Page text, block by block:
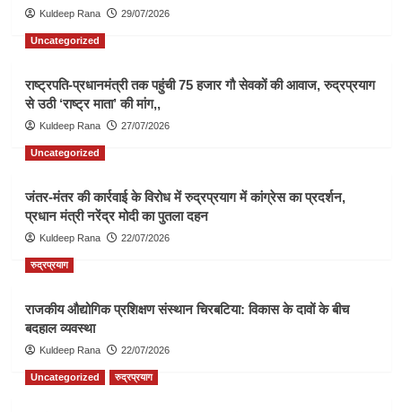
Kuldeep Rana 29/07/2026
Uncategorized
राष्ट्रपति-प्रधानमंत्री तक पहुंची 75 हजार गौ सेवकों की आवाज, रुद्रप्रयाग
से उठी ‘राष्ट्र माता’ की मांग,,
Kuldeep Rana 27/07/2026
Uncategorized
जंतर-मंतर की कार्रवाई के विरोध में रुद्रप्रयाग में कांग्रेस का प्रदर्शन,
प्रधान मंत्री नरेंद्र मोदी का पुतला दहन
Kuldeep Rana 22/07/2026
रुद्रप्रयाग
राजकीय औद्योगिक प्रशिक्षण संस्थान चिरबटिया: विकास के दावों के बीच
बदहाल व्यवस्था
Kuldeep Rana 22/07/2026
Uncategorized रुद्रप्रयाग